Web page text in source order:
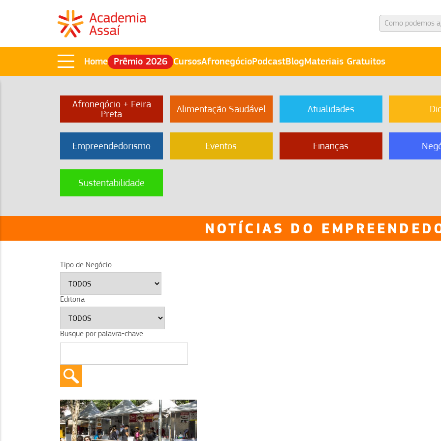
Home Prêmio 2026 CursosAfronegócioPodcastBlogMateriais Gratuitos
Afronegócio + Feira
Preta
Alimentação Saudável Atualidades
Empreendedorismo Eventos Finanças
Sustentabilidade
NOTÍCIAS DO
Tipo de Negócio
Editoria
Busque por palavra-chave